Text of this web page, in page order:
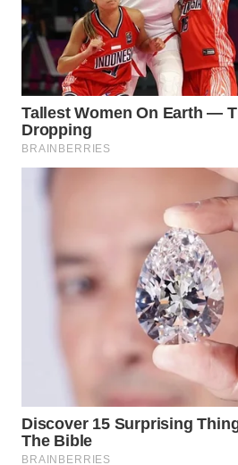
WN
LABUHANBATU
TAPANULI
TENGAH
WN
TEBING
PAKPAK
WN
KARAWANG